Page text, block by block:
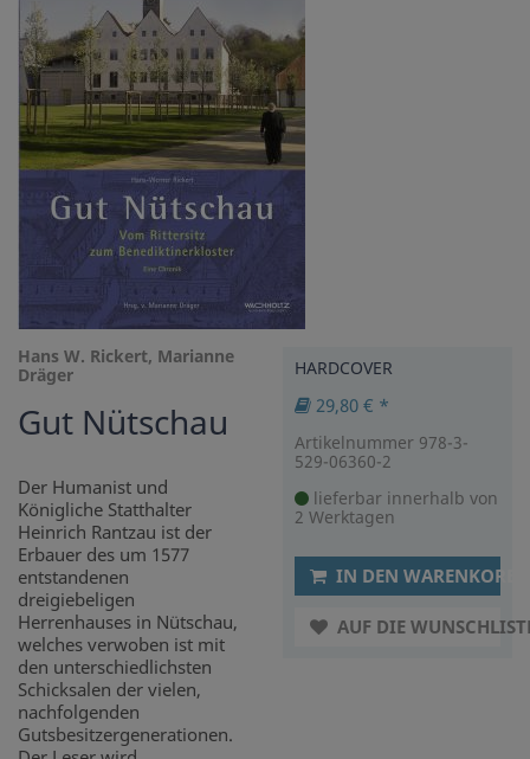
Hans W. Rickert, Marianne
Dräger
Gut Nütschau
Der Humanist und
Königliche Statthalter
Heinrich Rantzau ist der
Erbauer des um 1577
entstandenen
dreigiebeligen
Herrenhauses in Nütschau,
welches verwoben ist mit
den unterschiedlichsten
Schicksalen der vielen,
nachfolgenden
Gutsbesitzergenerationen.
HARDCOVER
29,80 € *
Artikelnummer 978-3-
529-06360-2
lieferbar innerhalb von
2 Werktagen
IN DEN WARENKORB
AUF DIE